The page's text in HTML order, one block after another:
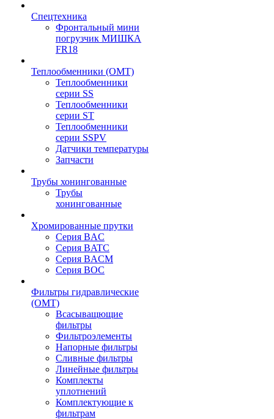
Спецтехника
Фронтальный мини
погрузчик МИШКА
FR18
Теплообменники (OMT)
Теплообменники
серии SS
Теплообменники
серии ST
Теплообменники
серии SSPV
Датчики температуры
Запчасти
Трубы хонингованные
Трубы
хонингованные
Хромированные прутки
Серия BAC
Серия BATC
Серия BACM
Серия BOC
Фильтры гидравлические
(OMT)
Всасыващющие
фильтры
Фильтроэлементы
Напорные фильтры
Сливные фильтры
Линейные фильтры
Комплекты
уплотнений
Комплектующие к
фильтрам